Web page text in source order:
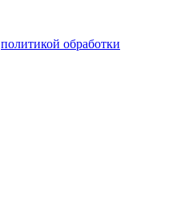
политикой обработки